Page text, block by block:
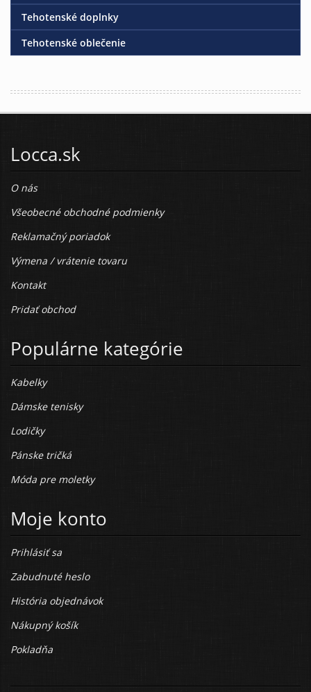
Tehotenské doplnky
Tehotenské oblečenie
Locca.sk
O nás
Všeobecné obchodné podmienky
Reklamačný poriadok
Výmena / vrátenie tovaru
Kontakt
Pridať obchod
Populárne kategórie
Kabelky
Dámske tenisky
Lodičky
Pánske tričká
Móda pre moletky
Moje konto
Prihlásiť sa
Zabudnuté heslo
História objednávok
Nákupný košík
Pokladňa